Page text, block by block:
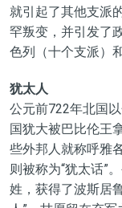
就引起了其他支派
罕叛变，并引发了
色列（十个支派）
犹太人
公元前722年北国
国犹大被巴比伦王
些外邦人就称呼雅
则被称为“犹太话”
姓，获得了波斯居